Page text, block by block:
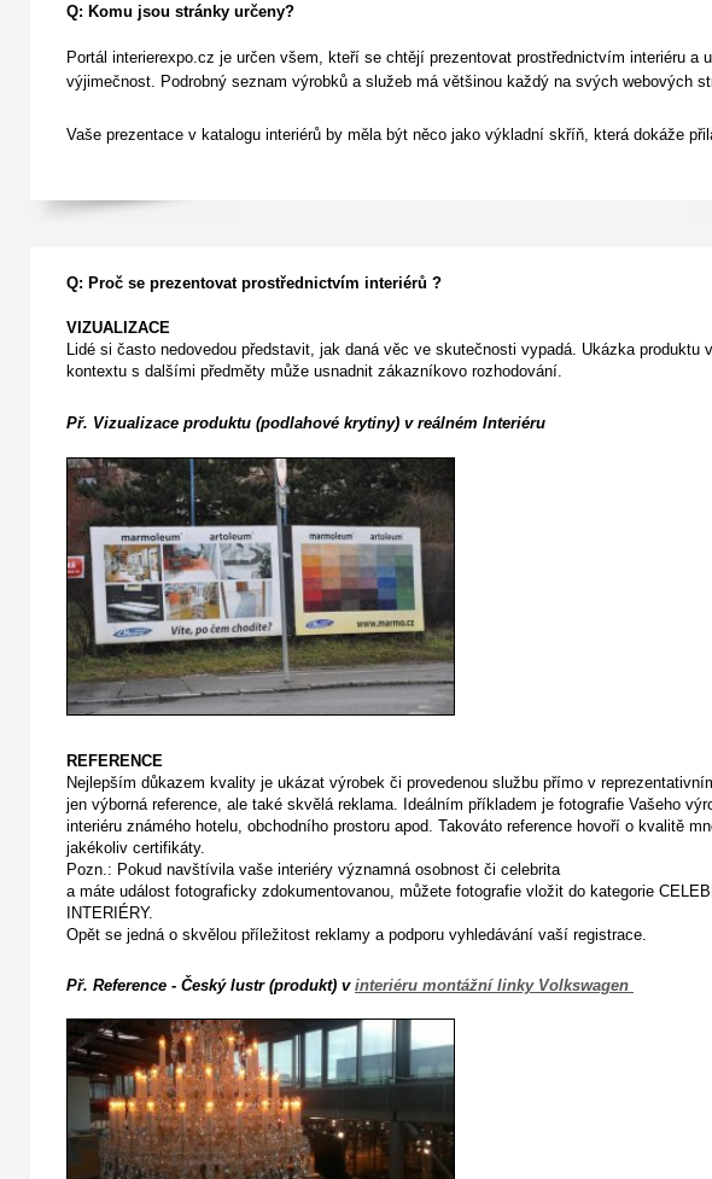
Q: Komu jsou stránky určeny?
Portál interierexpo.cz je určen všem, kteří se chtějí prezentovat prostřednictvím interiéru a
výjimečnost. Podrobný seznam výrobků a služeb má většinou každý na svých webových
Vaše prezentace v katalogu interiérů by měla být něco jako výkladní skříň, která dokáže
Q: Proč se prezentovat prostřednictvím interiérů ?​
VIZUALIZACE
Lidé si často nedovedou představit, jak daná věc ve skutečnosti vypadá. Ukázka produktu
kontextu s dalšími předměty může usnadnit zákazníkovo rozhodování.
Př. Vizualizace produktu (podlahové krytiny) v reálném Interiéru
REFERENCE
Nejlepším důkazem kvality je ukázat výrobek či provedenou službu přímo v
jen výborná reference, ale také skvělá reklama. Ideálním příkladem je fotografie Vašeho
interiéru známého hotelu, obchodního prostoru apod. Takováto reference hovoří o kvalitě
jakékoliv certifikáty.
Pozn.: Pokud navštívila vaše interiéry významná osobnost či celebrita
a máte událost fotograficky zdokumentovanou, můžete fotografie vložit do kategorie
INTERIÉRY.
Opět se jedná o skvělou příležitost reklamy a podporu vyhledávání vaší registrace.
Př. Reference - Český lustr (produkt) v interiéru montážní linky Volkswagen